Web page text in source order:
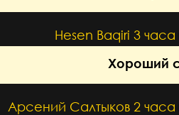
Hesen Baqiri 3 часа
Хороший
Арсений Салтыков 2 часа